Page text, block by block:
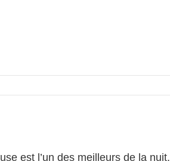
est l’un des meilleurs de la nuit,